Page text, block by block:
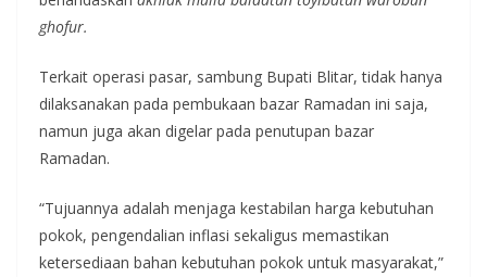
ghofur.
Terkait operasi pasar, sambung Bupati Blitar, tidak hanya
dilaksanakan pada pembukaan bazar Ramadan ini saja,
namun juga akan digelar pada penutupan bazar
Ramadan.
“Tujuannya adalah menjaga kestabilan harga kebutuhan
pokok, pengendalian inflasi sekaligus memastikan
ketersediaan bahan kebutuhan pokok untuk masyarakat,”